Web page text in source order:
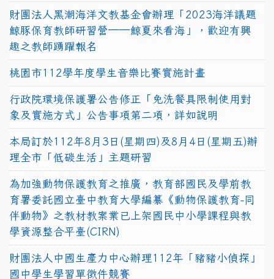
財團法人黑潮海洋文教基金會辦理「2023海洋議題
鯨豚保育教師研習營──鯨夏來看海」，歡迎有興
趣之教師踴躍報名
桃園市112學年度學生音樂比賽實施計畫
行政院環境保護署公告修正「免洗餐具限制使用對
象及實施方式」公告事項第二項，詳如說明
本局訂於112年8月3日(星期四)及8月4日(星期五)辦
理全市「低碳生活」主題研習
為加強動物保護教育之推廣，教育部國民及學前教
育署委託國立臺中教育大學編纂《動物保護教育-同
伴動物》之教材教案業已上架國民中小學課程與教
學資源整合平臺(CIRN)
財團法人中國生產力中心辦理112年「豬豬小偵探」
國中學生學習單徵件競賽